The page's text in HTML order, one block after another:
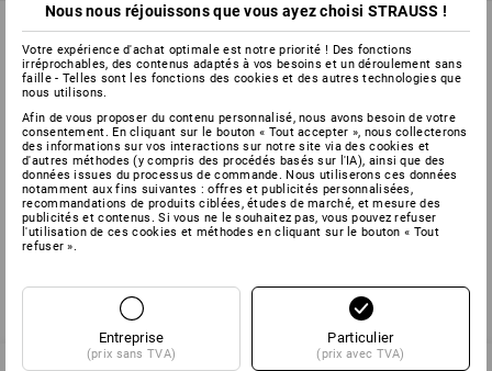
Poche à outils STRAUSSbox
ouverte
2 couleurs
83,18 €
(TTC)
Sacoche d'ordinateur
STRAUSSbox
2 couleurs
(TTC)
Vous avez déjà consulté 4 articles sur un total de 4 articles.
Nous nous réjouissons que vous ayez choisi STRAUSS !
Votre expérience d'achat optimale est notre priorité ! Des fonctions
irréprochables, des contenus adaptés à vos besoins et un déroulement sans
faille - Telles sont les fonctions des cookies et des autres technologies que
nous utilisons.
Afin de vous proposer du contenu personnalisé, nous avons besoin de votre
consentement. En cliquant sur le bouton « Tout accepter », nous collecterons
des informations sur vos interactions sur notre site via des cookies et
d'autres méthodes (y compris des procédés basés sur l'IA), ainsi que des
données issues du processus de commande. Nous utiliserons ces données
notamment aux fins suivantes : offres et publicités personnalisées,
recommandations de produits ciblées, études de marché, et mesure des
publicités et contenus. Si vous ne le souhaitez pas, vous pouvez refuser
l'utilisation de ces cookies et méthodes en cliquant sur le bouton « Tout
refuser ».
Entreprise
(prix sans TVA)
Particulier
(prix avec TVA)